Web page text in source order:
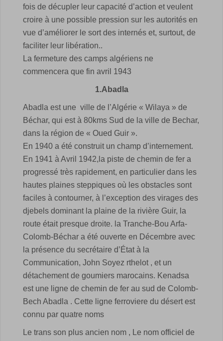
fois de décupler leur capacité d’action et veulent
croire à une possible pression sur les autorités en
vue d’améliorer le sort des internés et, surtout, de
faciliter leur libération..
La fermeture des camps algériens ne
commencera que fin avril 1943
1.Abadla
Abadla est une ville de l’Algérie « Wilaya » de
Béchar, qui est à 80kms Sud de la ville de Bechar,
dans la région de « Oued Guir ».
En 1940 a été construit un champ d’internement.
En 1941 à Avril 1942,la piste de chemin de fer a
progressé très rapidement, en particulier dans les
hautes plaines steppiques où les obstacles sont
faciles à contourner, à l’exception des virages des
djebels dominant la plaine de la rivière Guir, la
route était presque droite. la Tranche-Bou Arfa-
Colomb-Béchar a été ouverte en Décembre avec
la présence du secrétaire d’État à la
Communication, John Soyez rthelot , et un
détachement de goumiers marocains. Kenadsa
est une ligne de chemin de fer au sud de Colomb-
Bech Abadla . Cette ligne ferroviere du désert est
connu par quatre noms
Le trans son plus ancien nom , Le nom officiel de